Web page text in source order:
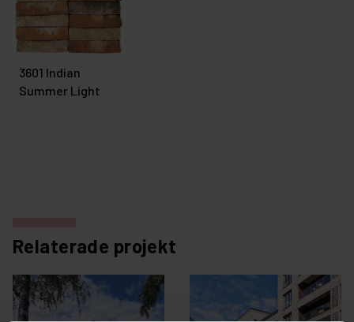
3601 Indian
Summer Light
Relaterade projekt